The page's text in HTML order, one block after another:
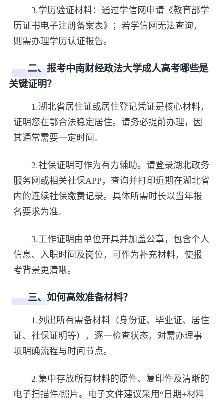
3.学历验证材料：通过学信网申请《教育部学
历证书电子注册备案表》；若学信网无法查询，
则需办理学历认证报告。
二、报考中南财经政法大学成人高考哪些是
关键证明？
1.湖北省居住证或居住登记凭证是核心材料，
证明您在鄂合法稳定居住。请务必提前办理，因
其通常需要一定时间。
2.社保证明可作为有力辅助。请登录湖北政务
服务网或相关社保APP，查询并打印近期在湖北省
内的连续社保缴费记录。具体所需时长以当年报
名要求为准。
3.工作证明由单位开具并加盖公章，包含个人
信息、入职时间及岗位，可作为补充材料，使报
考背景更清晰。
三、如何高效准备材料？
1.列出所有需备材料（身份证、毕业证、居住
证、社保证明等），逐一检查状态，对需办理事
项明确流程与时间节点。
2.集中存放所有材料的原件、复印件及清晰的
电子扫描件/照片。电子文件建议采用“日期+材料